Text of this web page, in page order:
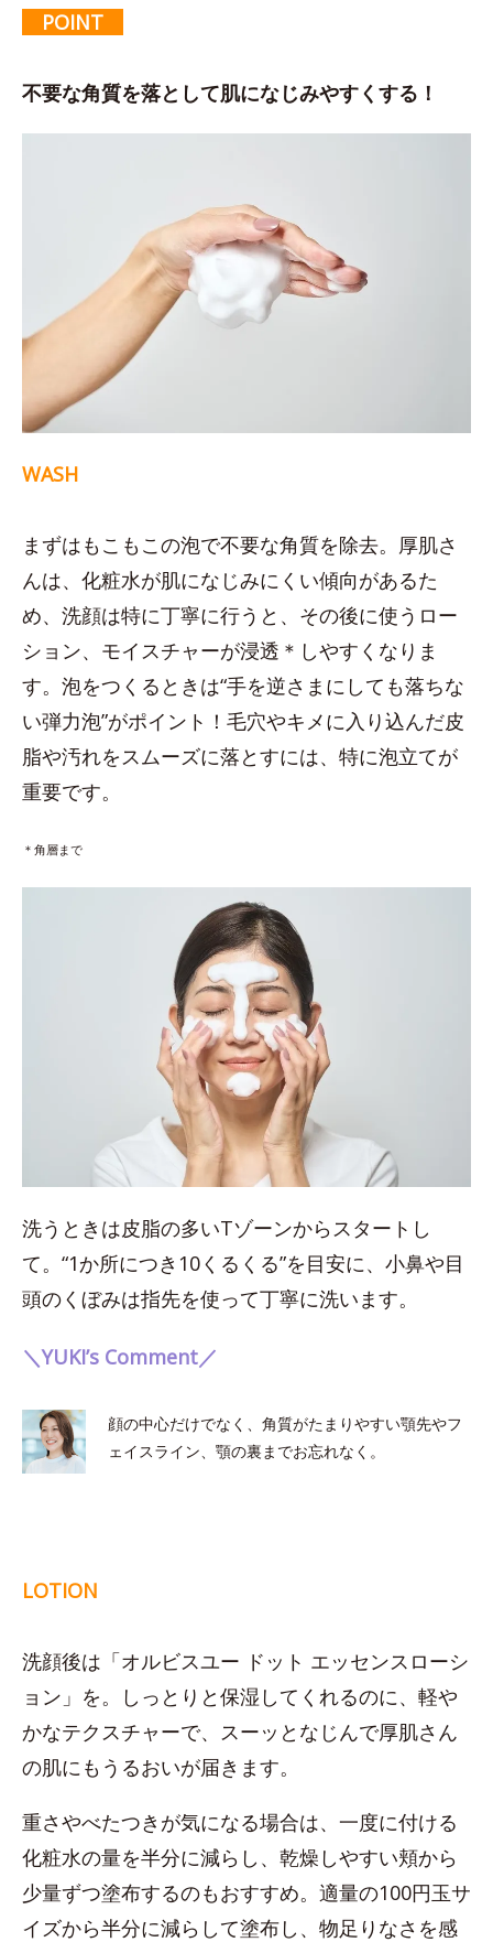
POINT
不要な角質を落として肌になじみやすくする！
WASH
まずはもこもこの泡で不要な角質を除去。厚肌さ
んは、化粧水が肌になじみにくい傾向があるた
め、洗顔は特に丁寧に行うと、その後に使うロー
ション、モイスチャーが浸透＊しやすくなりま
す。泡をつくるときは“手を逆さまにしても落ちな
い弾力泡”がポイント！毛穴やキメに入り込んだ皮
脂や汚れをスムーズに落とすには、特に泡立てが
重要です。
＊角層まで
洗うときは皮脂の多いTゾーンからスタートし
て。“1か所につき10くるくる”を目安に、小鼻や目
頭のくぼみは指先を使って丁寧に洗います。
＼YUKI’s Comment／
顔の中心だけでなく、角質がたまりやすい顎先やフ
ェイスライン、顎の裏までお忘れなく。
LOTION
洗顔後は「オルビスユー ドット エッセンスローシ
ョン」を。しっとりと保湿してくれるのに、軽や
かなテクスチャーで、スーッとなじんで厚肌さん
の肌にもうるおいが届きます。
重さやべたつきが気になる場合は、一度に付ける
化粧水の量を半分に減らし、乾燥しやすい頬から
少量ずつ塗布するのもおすすめ。適量の100円玉サ
イズから半分に減らして塗布し、物足りなさを感